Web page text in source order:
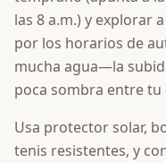
las 8 a.m.) y explorar
por los horarios de
mucha agua—la
poca sombra entre tu
Usa protector solar,
tenis resistentes, y